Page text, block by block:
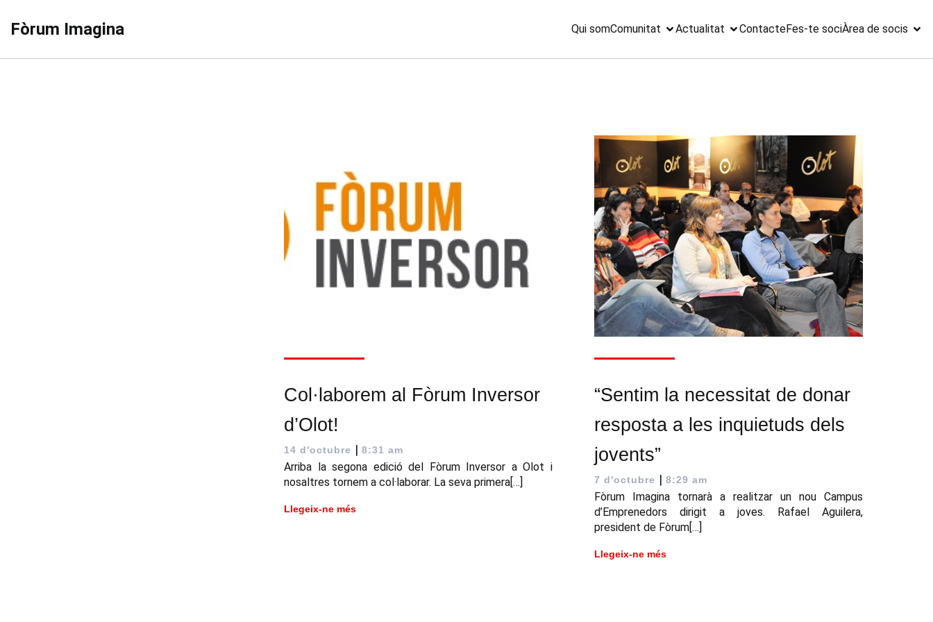
Fòrum Imagina Qui somComunitat Actualitat ContacteFes-te sociÀrea de socis
Col·laborem al Fòrum Inversor
d’Olot!
14 d'octubre | 8:31 am
Arriba la segona edició del Fòrum Inversor a Olot i
nosaltres tornem a col·laborar. La seva primera[…]
Llegeix-ne més
“Sentim la necessitat de donar
resposta a les inquietuds dels
jovents”
7 d'octubre | 8:29 am
Fòrum Imagina tornarà a realitzar un nou Campus
d’Emprenedors dirigit a joves. Rafael Aguilera,
president de Fòrum[…]
Llegeix-ne més